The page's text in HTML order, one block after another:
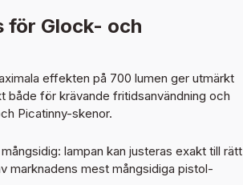
för Glock- och
effekten på 700 lumen ger utmärkt
både för krävande fritidsanvändning och
Picatinny-skenor.
lampan kan justeras exakt till rätt
marknadens mest mångsidiga pistol-